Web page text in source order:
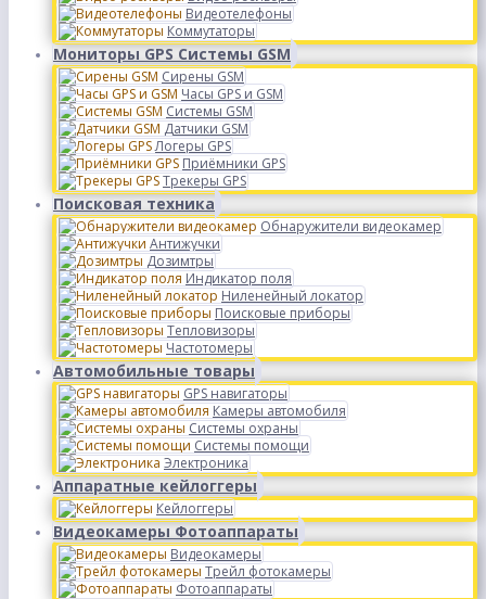
Видеотелефоны
Коммутаторы
Мониторы GPS Системы GSM
Сирены GSM
Часы GPS и GSM
Системы GSM
Датчики GSM
Логеры GPS
Приёмники GPS
Трекеры GPS
Поисковая техника
Обнаружители видеокамер
Антижучки
Дозимтры
Индикатор поля
Ниленейный локатор
Поисковые приборы
Тепловизоры
Частотомеры
Автомобильные товары
GPS навигаторы
Камеры автомобиля
Системы охраны
Системы помощи
Электроника
Аппаратные кейлоггеры
Кейлоггеры
Видеокамеры Фотоаппараты
Видеокамеры
Трейл фотокамеры
Фотоаппараты